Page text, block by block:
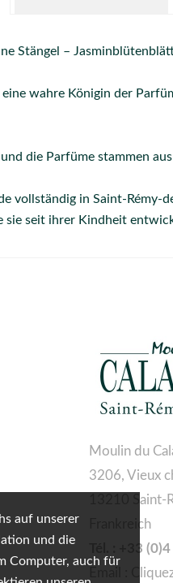
auf unserer
und die
Computer, auch für
Stängel –
wahre Königin der
die Parfüme stammen
vollständig in Saint-Rémy-
sie seit ihrer Kindheit
Moulin du
3206, Vieux
13210 Saint-
Frankreich
Tél. : +33